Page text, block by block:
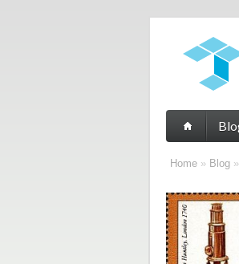
Home » Blog »